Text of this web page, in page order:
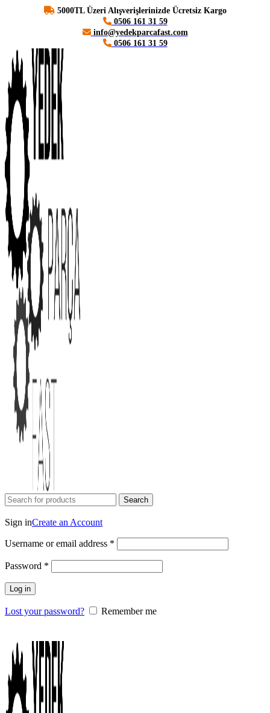
5000TL Üzeri Alışverişlerinizde Ücretsiz Kargo
0506 161 31 59
info@yedekparcafast.com
0506 161 31 59
Search
Sign inCreate an Account
Username or email address *
Password *
Log in
Lost your password?
Remember me